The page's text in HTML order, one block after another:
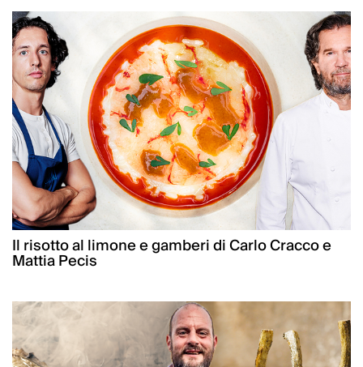
Il risotto al limone e gamberi di Carlo Cracco e
Mattia Pecis